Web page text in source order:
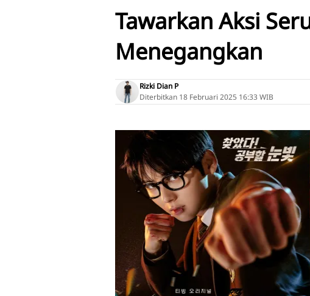
Tawarkan Aksi
Menegangkan
Rizki Dian P
Diterbitkan 18 Februari 2025 16:33 WIB